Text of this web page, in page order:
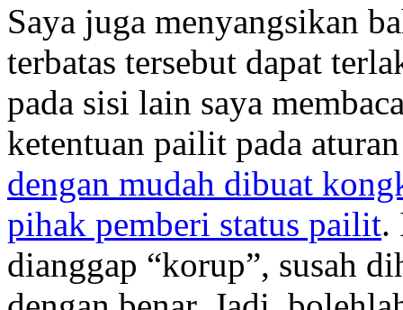
Saya juga menyangsikan
terbatas tersebut dapat
pada sisi lain saya
ketentuan pailit pada
dengan mudah dibuat
pihak pemberi status pailit.
dianggap “korup”, susah